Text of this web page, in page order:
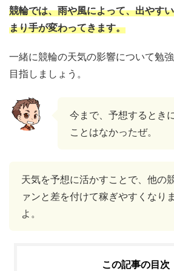
競輪では、雨や風によって、出やす
まり手が変わってきます。
一緒に競輪の天気の影響について勉
目指しましょう。
今まで、予想するとき
ことはなかったぜ。
天気を予想に活かすことで、他の
ァンと差を付けて稼ぎやすくなり
よ。
この記事の目次